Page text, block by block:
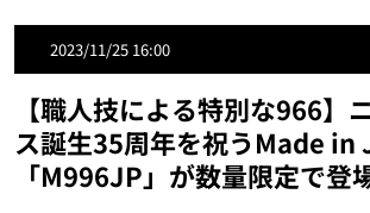
2023/11/25 16:00
【職人技による特別な966】
ス誕生35周年を祝うMade in
「M996JP」が数量限定で登